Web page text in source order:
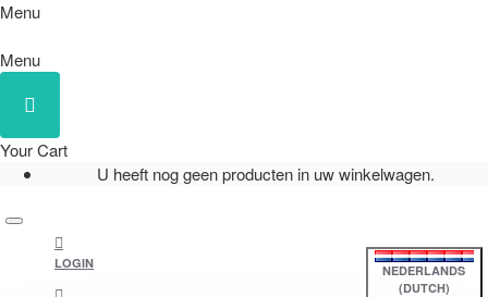
Menu
Menu
Your Cart
U heeft nog geen producten in uw winkelwagen.
LOGIN
NEDERLANDS
(DUTCH)